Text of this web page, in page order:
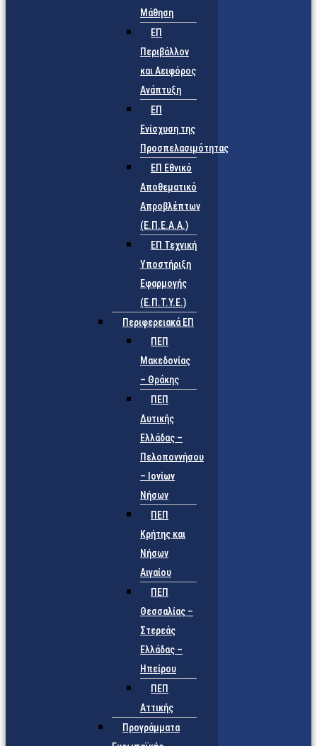
Μάθηση
ΕΠ
Περιβάλλον
και Αειφόρος
Ανάπτυξη
ΕΠ
Ενίσχυση της
Προσπελασιμότητας
ΕΠ Εθνικό
Αποθεματικό
Απροβλέπτων
(Ε.Π.Ε.Α.Α.)
ΕΠ Τεχνική
Υποστήριξη
Εφαρμογής
(Ε.Π.Τ.Υ.Ε.)
Περιφερειακά ΕΠ
ΠΕΠ
Μακεδονίας
– Θράκης
ΠΕΠ
Δυτικής
Ελλάδας –
Πελοποννήσου
– Ιονίων
Νήσων
ΠΕΠ
Κρήτης και
Νήσων
Αιγαίου
ΠΕΠ
Θεσσαλίας –
Στερεάς
Ελλάδας –
Ηπείρου
ΠΕΠ
Αττικής
Προγράμματα